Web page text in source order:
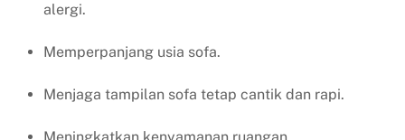
alergi.
Memperpanjang usia sofa.
Menjaga tampilan sofa tetap cantik dan rapi.
Meningkatkan kenyamanan ruangan.